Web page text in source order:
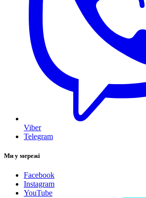
Viber
Telegram
Ми у мережі
Facebook
Instagram
YouTube